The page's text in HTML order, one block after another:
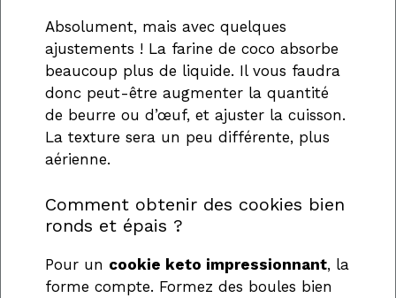
Absolument, mais avec quelques
ajustements ! La farine de coco absorbe
beaucoup plus de liquide. Il vous faudra
donc peut-être augmenter la quantité
de beurre ou d’œuf, et ajuster la cuisson.
La texture sera un peu différente, plus
aérienne.
Comment obtenir des cookies bien
ronds et épais ?
Pour un cookie keto impressionnant, la
forme compte. Formez des boules bien